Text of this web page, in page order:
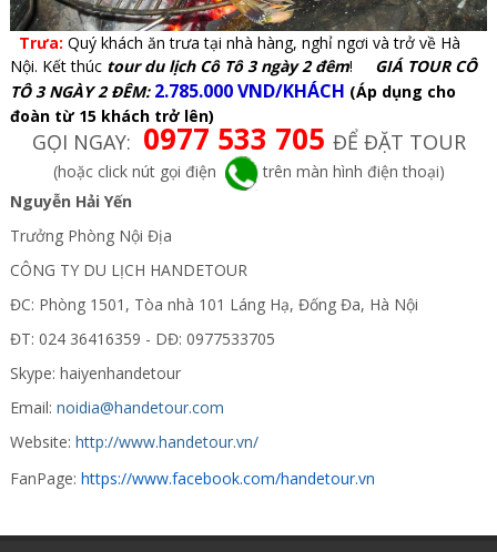
Trưa: Quý khách ăn trưa tại nhà hàng, nghỉ ngơi và trở về Hà
Nội. Kết thúc tour du lịch Cô Tô 3 ngày 2 đêm!
GIÁ TOUR CÔ
TÔ 3 NGÀY 2 ĐÊM: 2.785.000 VND/KHÁCH (Áp dụng cho
đoàn từ 15 khách trở lên)
GỌI NGAY: 0977 533 705 ĐỂ ĐẶT TOUR
(hoặc click nút gọi điện
trên màn hình điện thoại)
Nguyễn Hải Yến
Trưởng Phòng Nội Địa
CÔNG TY DU LỊCH HANDETOUR
ĐC: Phòng 1501, Tòa nhà 101 Láng Hạ, Đống Đa, Hà Nội
ĐT: 024 36416359 - DĐ: 0977533705
Skype: haiyenhandetour
Email: noidia@handetour.com
Website: http://www.handetour.vn/
FanPage: https://www.facebook.com/handetour.vn